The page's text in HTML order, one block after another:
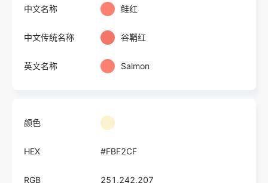
中文名称 鲑红
中文传统名称 谷鞘红
英文名称 Salmon
颜色
HEX #FBF2CF
RGB 251,242,207